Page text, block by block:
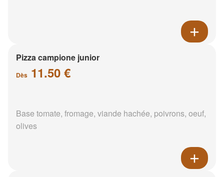
Pizza campione junior
Dès 11.50 €
Base tomate, fromage, viande hachée, poivrons, oeuf,
olives